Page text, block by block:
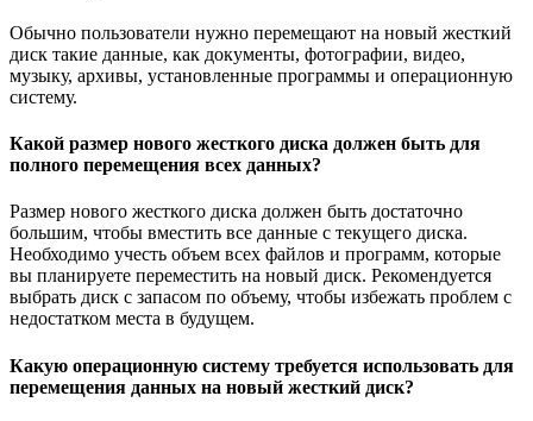
Обычно пользователи нужно перемещают на новый жесткий
диск такие данные, как документы, фотографии, видео,
музыку, архивы, установленные программы и операционную
систему.
Какой размер нового жесткого диска должен быть для
полного перемещения всех данных?
Размер нового жесткого диска должен быть достаточно
большим, чтобы вместить все данные с текущего диска.
Необходимо учесть объем всех файлов и программ, которые
вы планируете переместить на новый диск. Рекомендуется
выбрать диск с запасом по объему, чтобы избежать проблем с
недостатком места в будущем.
Какую операционную систему требуется использовать для
перемещения данных на новый жесткий диск?